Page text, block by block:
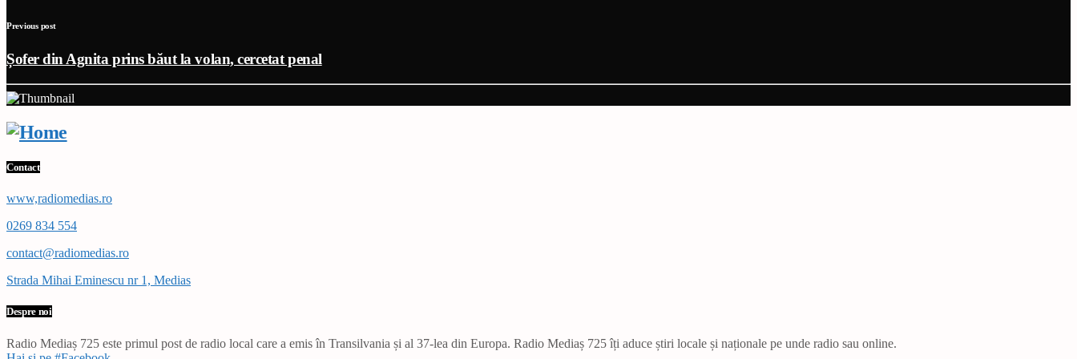
Previous post
Șofer din Agnita prins băut la volan, cercetat penal
Contact
www,radiomedias.ro
0269 834 554
contact@radiomedias.ro
Strada Mihai Eminescu nr 1, Medias
Despre noi
Radio Mediaș 725 este primul post de radio local care a emis în Transilvania și al 37-lea din Europa. Radio Mediaș 725 îți aduce știri locale și naționale pe unde radio sau online.